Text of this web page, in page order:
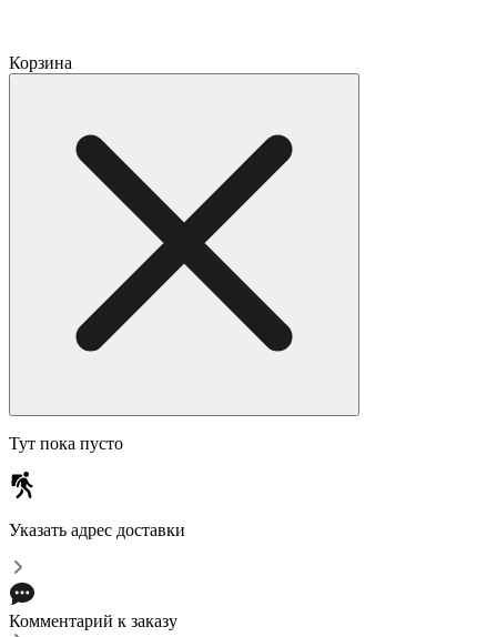
Корзина
Тут пока пусто
Указать адрес доставки
Комментарий к заказу